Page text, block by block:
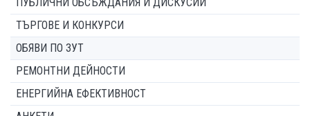
ТЪРГОВЕ И КОНКУРСИ
ОБЯВИ ПО ЗУТ
РЕМОНТНИ ДЕЙНОСТИ
ЕНЕРГИЙНА ЕФЕКТИВНОСТ